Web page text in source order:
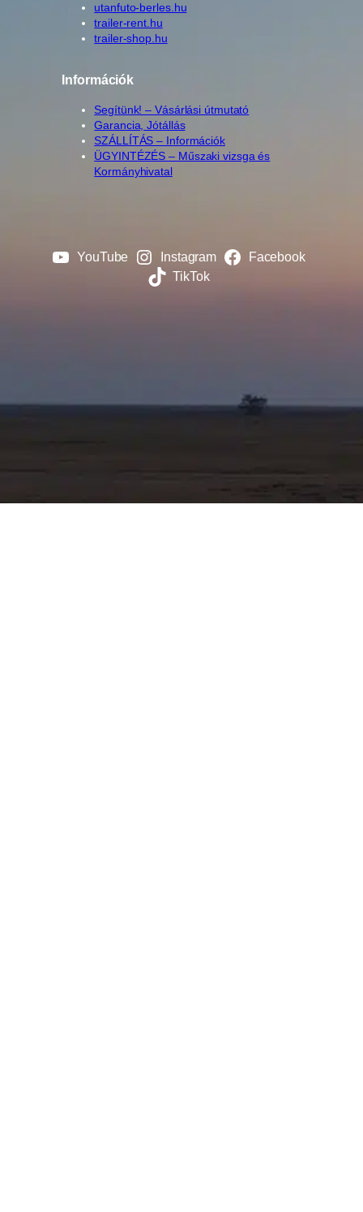
utanfuto-berles.hu
trailer-rent.hu
trailer-shop.hu
Információk
Segítünk! – Vásárlási útmutató
Garancia, Jótállás
SZÁLLÍTÁS – Információk
ÜGYINTÉZÉS – Műszaki vizsga és
Kormányhivatal
YouTube Instagram
Facebook
TikTok